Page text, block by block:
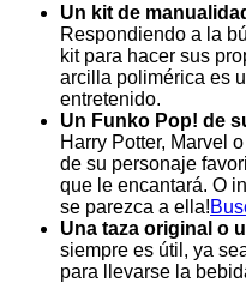
Un kit de
Respondiendo a la
kit para hacer sus
arcilla polimérica es
entretenido.
Un Funko Pop! de
Harry Potter, Marvel
de su personaje
que le encantará. O
se parezca a ella!
Una taza original o
siempre es útil, ya
para llevarse la